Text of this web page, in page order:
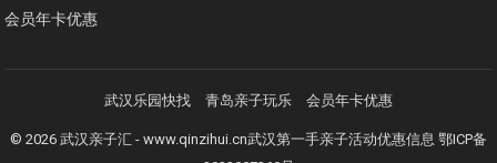
会员年卡优惠
武汉乐园快找 青岛亲子玩乐 会员年卡优惠
© 2026 武汉亲子汇 - www.qinzihui.cn武汉第一手亲子活动优惠信息 鄂ICP备